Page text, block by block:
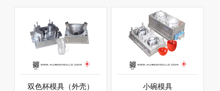
双色杯模具（外壳） 小碗模具